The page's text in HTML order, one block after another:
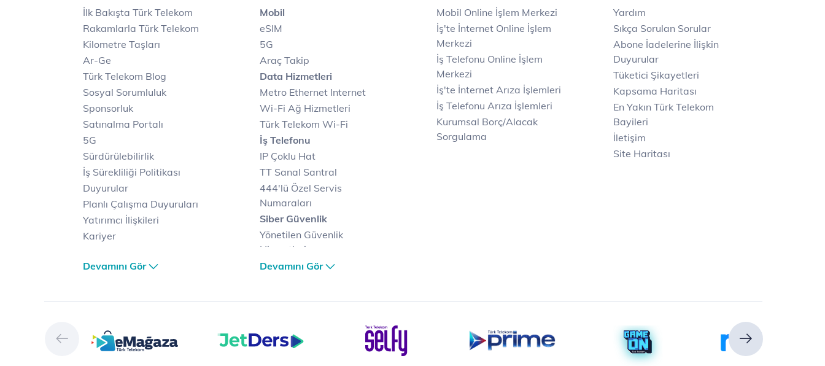
İlk Bakışta Türk Telekom
Rakamlarla Türk Telekom
Kilometre Taşları
Ar-Ge
Türk Telekom Blog
Sosyal Sorumluluk
Sponsorluk
Satınalma Portalı
5G
Sürdürülebilirlik
İş Sürekliliği Politikası
Duyurular
Planlı Çalışma Duyuruları
Yatırımcı İlişkileri
Kariyer
Dağıtım
Hizmet Kalitesi Raporları
Vizyon & Değerlerimiz
Devamını Gör
Mobil
eSIM
5G
Araç Takip
Data Hizmetleri
Metro Ethernet Internet
Wi-Fi Ağ Hizmetleri
Türk Telekom Wi-Fi
İş Telefonu
IP Çoklu Hat
TT Sanal Santral
444'lü Özel Servis
Numaraları
Siber Güvenlik
Yönetilen Güvenlik
Hizmetleri
Siber Güvenlik Merkezi
Sanal Veri Merkezi
Devamını Gör
Mobil Online İşlem Merkezi
İş'te İnternet Online İşlem
Merkezi
İş Telefonu Online İşlem
Merkezi
İş'te İnternet Arıza İşlemleri
İş Telefonu Arıza İşlemleri
Kurumsal Borç/Alacak
Sorgulama
Yardım
Sıkça Sorulan Sorular
Abone İadelerine İlişkin
Duyurular
Tüketici Şikayetleri
Kapsama Haritası
En Yakın Türk Telekom
Bayileri
İletişim
Site Haritası